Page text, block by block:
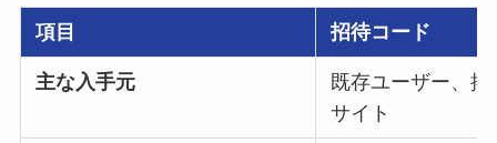
項目 招待コード
主な入手元
既存ユーザー、
サイト